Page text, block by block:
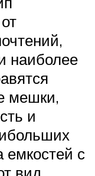
наиболее
мешки,
и
емкостей с